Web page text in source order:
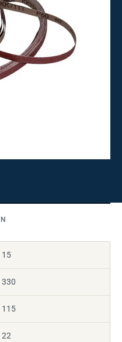
15
330
115
22